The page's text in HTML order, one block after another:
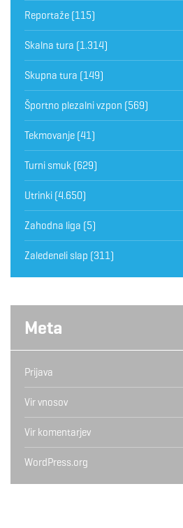
Reportaže (115)
Skalna tura (1.314)
Skupna tura (149)
Športno plezalni vzpon (569)
Tekmovanje (41)
Turni smuk (629)
Utrinki (4.650)
Zahodna liga (5)
Zaledeneli slap (311)
Meta
Prijava
Vir vnosov
Vir komentarjev
WordPress.org